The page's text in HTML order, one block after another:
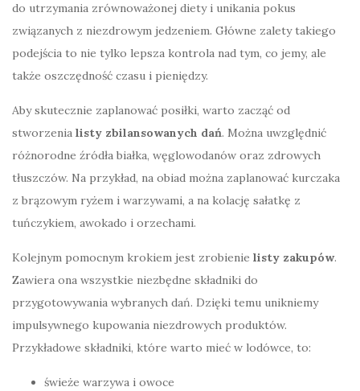
do utrzymania zrównoważonej diety i unikania pokus
związanych z niezdrowym jedzeniem. Główne zalety takiego
podejścia to nie tylko lepsza kontrola nad tym, co jemy, ale
także oszczędność czasu i pieniędzy.
Aby skutecznie zaplanować posiłki, warto zacząć od
stworzenia listy zbilansowanych dań. Można uwzględnić
różnorodne źródła białka, węglowodanów oraz zdrowych
tłuszczów. Na przykład, na obiad można zaplanować kurczaka
z brązowym ryżem i warzywami, a na kolację sałatkę z
tuńczykiem, awokado i orzechami.
Kolejnym pomocnym krokiem jest zrobienie listy zakupów.
Zawiera ona wszystkie niezbędne składniki do
przygotowywania wybranych dań. Dzięki temu unikniemy
impulsywnego kupowania niezdrowych produktów.
Przykładowe składniki, które warto mieć w lodówce, to:
świeże warzywa i owoce